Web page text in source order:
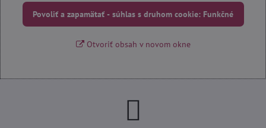
Povoliť a zapamätať - súhlas s druhom cookie: Funkčné
Otvoriť obsah v novom okne